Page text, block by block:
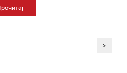
>